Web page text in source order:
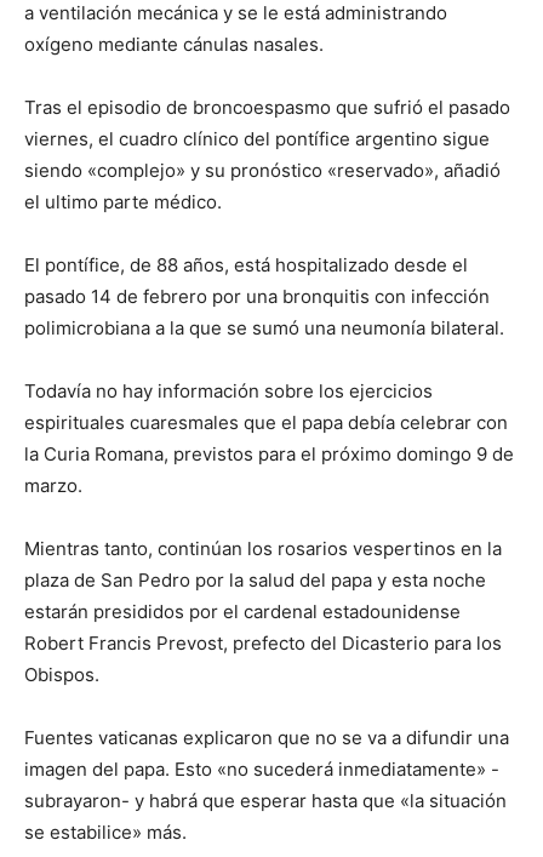
a ventilación mecánica y se le está administrando
oxígeno mediante cánulas nasales.
Tras el episodio de broncoespasmo que sufrió el pasado
viernes, el cuadro clínico del pontífice argentino sigue
siendo «complejo» y su pronóstico «reservado», añadió
el ultimo parte médico.
El pontífice, de 88 años, está hospitalizado desde el
pasado 14 de febrero por una bronquitis con infección
polimicrobiana a la que se sumó una neumonía bilateral.
Todavía no hay información sobre los ejercicios
espirituales cuaresmales que el papa debía celebrar con
la Curia Romana, previstos para el próximo domingo 9 de
marzo.
Mientras tanto, continúan los rosarios vespertinos en la
plaza de San Pedro por la salud del papa y esta noche
estarán presididos por el cardenal estadounidense
Robert Francis Prevost, prefecto del Dicasterio para los
Obispos.
Fuentes vaticanas explicaron que no se va a difundir una
imagen del papa. Esto «no sucederá inmediatamente» -
subrayaron- y habrá que esperar hasta que «la situación
se estabilice» más.